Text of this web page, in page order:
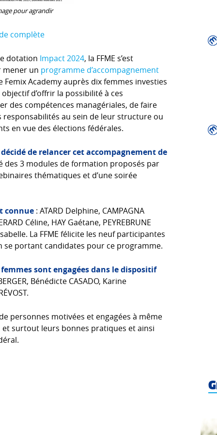
pour agrandir
complète
dotation Impact 2024, la FFME s’est
mener un programme d’accompagnement
Academy auprès dix femmes investies
d’offrir la possibilité à ces
des compétences managériales, de faire
au sein de leur structure ou
en vue des élections fédérales.
de relancer cet accompagnement de
des 3 modules de formation proposés par
thématiques et d’une soirée
connue : ATARD Delphine, CAMPAGNA
Céline, HAY Gaétane, PEYREBRUNE
La FFME félicite les neuf participantes
portant candidates pour ce programme.
sont engagées dans le dispositif
Bénédicte CASADO, Karine
personnes motivées et engagées à même
surtout leurs bonnes pratiques et ainsi